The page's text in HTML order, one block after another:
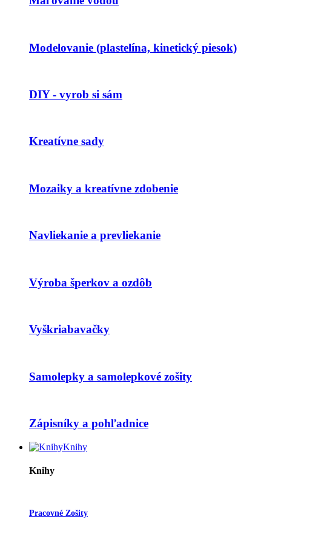
Modelovanie (plastelína, kinetický piesok)
DIY - vyrob si sám
Kreatívne sady
Mozaiky a kreatívne zdobenie
Navliekanie a prevliekanie
Výroba šperkov a ozdôb
Vyškriabavačky
Samolepky a samolepkové zošity
Zápisníky a pohľadnice
Knihy
Knihy
Pracovné Zošity